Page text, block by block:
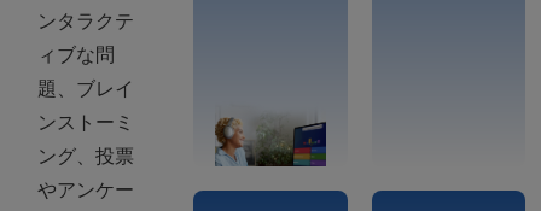
ンタラクテ
ィブな問
題、ブレイ
ンストーミ
ング、投票
やアンケー